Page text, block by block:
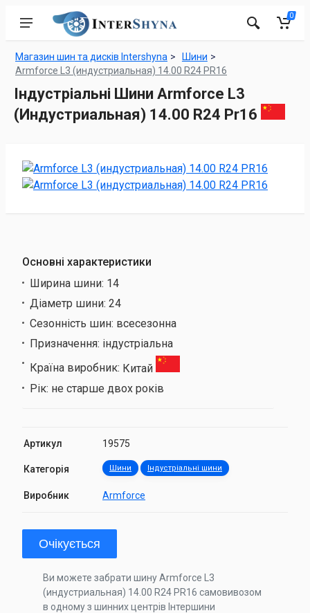
0
Магазин шин та дисків Intershyna
Шини
Armforce L3 (индустриальная) 14.00 R24 PR16
Індустріальні Шини Armforce L3
(Индустриальная) 14.00 R24 Pr16
Основні характеристики
Ширина шини: 14
Діаметр шини: 24
Сезонність шин: всесезонна
Призначення: індустріальна
Країна виробник: Китай
Рік: не старше двох років
Артикул 19575
Категорія Шини Індустріальні шини
Виробник Armforce
Очікується
Ви можете забрати шину Armforce L3
(индустриальная) 14.00 R24 PR16 самовивозом
в одному з шинних центрів Інтершини